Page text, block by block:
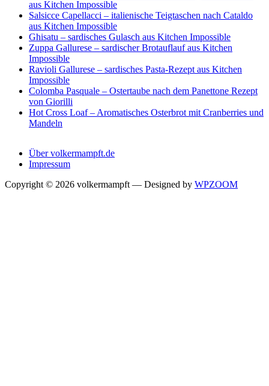
aus Kitchen Impossible
Salsicce Capellacci – italienische Teigtaschen nach Cataldo
aus Kitchen Impossible
Ghisatu – sardisches Gulasch aus Kitchen Impossible
Zuppa Gallurese – sardischer Brotauflauf aus Kitchen
Impossible
Ravioli Gallurese – sardisches Pasta-Rezept aus Kitchen
Impossible
Colomba Pasquale – Ostertaube nach dem Panettone Rezept
von Giorilli
Hot Cross Loaf – Aromatisches Osterbrot mit Cranberries und
Mandeln
Über volkermampft.de
Impressum
Copyright © 2026 volkermampft — Designed by WPZOOM